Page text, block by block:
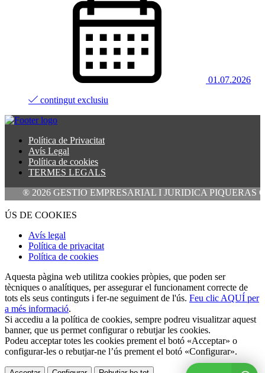
01.07.2026
contingut exclusiu
Política de Privacitat
Avís Legal
Política de cookies
TERMES LEGALS
® 2026 GESTIO EMPRESARIAL I JURIDICA PIQUERAS
ÚS DE COOKIES
Avís legal
Política de privacitat
Política de cookies
Aquesta pàgina web utilitza cookies pròpies, que poden ser
tècniques o analítiques, per assegurar el funcionament correcte de
tots els seus continguts i fer-ne seguiment de l'ús. Feu clic AQUÍ per
a més informació.
Si accediu a la política de cookies, sempre podreu visualitzar aquest
banner, que us permet configurar o rebutjar les cookies.
Podeu acceptar totes les cookies prement el botó «Acceptar» o
configurar-les o rebutjar-ne l’ús prement el botó «Configurar».